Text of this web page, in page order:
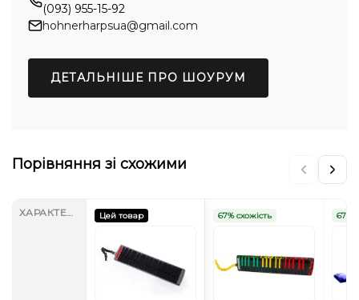
(093) 955-15-92
hohnerharpsua@gmail.com
ДЕТАЛЬНІШЕ ПРО ШОУРУМ
Порівняння зі схожими
Цей товар 67% схожість 67%